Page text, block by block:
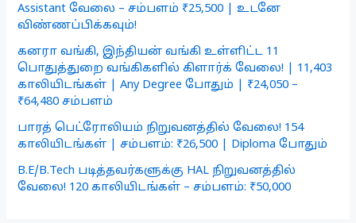
Assistant வேலை – சம்பளம் ₹25,500 | உடனே
விண்ணப்பிக்கவும்!
கனரா வங்கி, இந்தியன் வங்கி உள்ளிட்ட 11
பொதுத்துறை வங்கிகளில் கிளார்க் வேலை! | 11,403
காலியிடங்கள் | Any Degree போதும் | ₹24,050 –
₹64,480 சம்பளம்
பாரத் பெட்ரோலியம் நிறுவனத்தில் வேலை! 154
காலியிடங்கள் | சம்பளம்: ₹26,500 | Diploma போதும்
B.E/B.Tech படித்தவர்களுக்கு HAL நிறுவனத்தில்
வேலை! 120 காலியிடங்கள் – சம்பளம்: ₹50,000